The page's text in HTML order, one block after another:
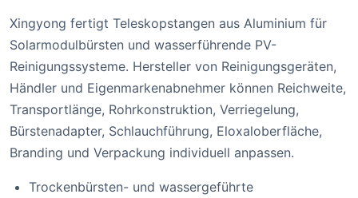
Xingyong fertigt Teleskopstangen aus Aluminium für
Solarmodulbürsten und wasserführende PV-
Reinigungssysteme. Hersteller von Reinigungsgeräten,
Händler und Eigenmarkenabnehmer können Reichweite,
Transportlänge, Rohrkonstruktion, Verriegelung,
Bürstenadapter, Schlauchführung, Eloxaloberfläche,
Branding und Verpackung individuell anpassen.
Trockenbürsten- und wassergeführte